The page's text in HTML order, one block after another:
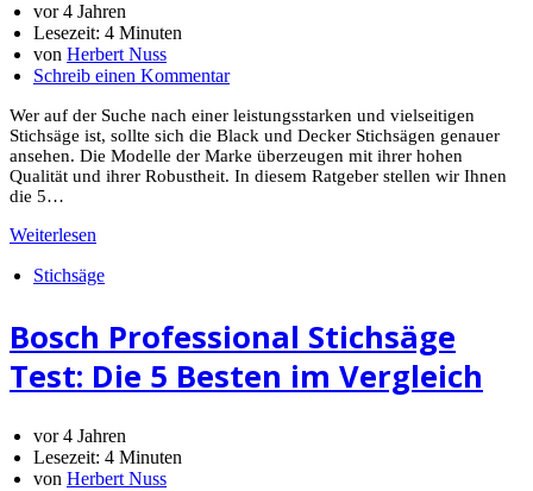
vor 4 Jahren
Lesezeit: 4 Minuten
von Herbert Nuss
Schreib einen Kommentar
Wer auf der Suche nach einer leistungsstarken und vielseitigen
Stichsäge ist, sollte sich die Black und Decker Stichsägen genauer
ansehen. Die Modelle der Marke überzeugen mit ihrer hohen
Qualität und ihrer Robustheit. In diesem Ratgeber stellen wir Ihnen
die 5…
Weiterlesen
Stichsäge
Bosch Professional Stichsäge
Test: Die 5 Besten im Vergleich
vor 4 Jahren
Lesezeit: 4 Minuten
von Herbert Nuss